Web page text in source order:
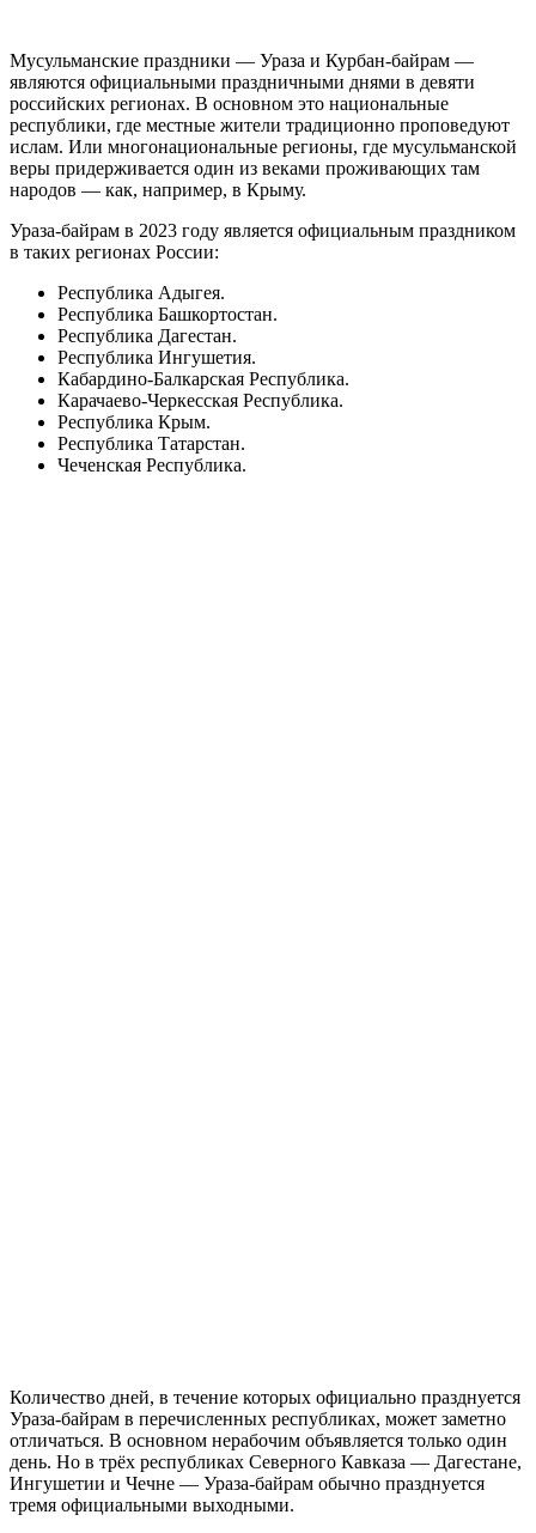
Мусульманские праздники — Ураза и Курбан-байрам —
являются официальными праздничными днями в девяти
российских регионах. В основном это национальные
республики, где местные жители традиционно проповедуют
ислам. Или многонациональные регионы, где мусульманской
веры придерживается один из веками проживающих там
народов — как, например, в Крыму.
Ураза-байрам в 2023 году является официальным праздником
в таких регионах России:
Республика Адыгея.
Республика Башкортостан.
Республика Дагестан.
Республика Ингушетия.
Кабардино-Балкарская Республика.
Карачаево-Черкесская Республика.
Республика Крым.
Республика Татарстан.
Чеченская Республика.
Количество дней, в течение которых официально празднуется
Ураза-байрам в перечисленных республиках, может заметно
отличаться. В основном нерабочим объявляется только один
день. Но в трёх республиках Северного Кавказа — Дагестане,
Ингушетии и Чечне — Ураза-байрам обычно празднуется
тремя официальными выходными.